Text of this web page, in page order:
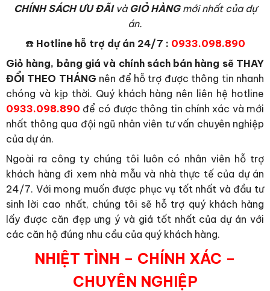
CHÍNH SÁCH ƯU ĐÃIvàGIỎ HÀNGmới nhất của dự
án.
☎️Hotline hỗ trợ dự án 24/7 : 0933.098.890
Giỏ hàng, bảng giá và chính sách bán hàng sẽ THAY
ĐỔI THEO THÁNG nên để hỗ trợ được thông tin nhanh
chóng và kịp thời. Quý khách hàng nên liên hệ hotline
0933.098.890 để có được thông tin chính xác và mới
nhất thông qua đội ngũ nhân viên tư vấn chuyên nghiệp
của dự án.
Ngoài ra công ty chúng tôi luôn có nhân viên hỗ trợ
khách hàng đi xem nhà mẫu và nhà thực tế của dự án
24/7. Với mong muốn được phục vụ tốt nhất và đầu tư
sinh lời cao nhất, chúng tôi sẽ hỗ trợ quý khách hàng
lấy được căn đẹp ưng ý và giá tốt nhất của dự án với
các căn hộ đúng nhu cầu của quý khách hàng.
NHIỆT TÌNH – CHÍNH XÁC –
CHUYÊN NGHIỆP